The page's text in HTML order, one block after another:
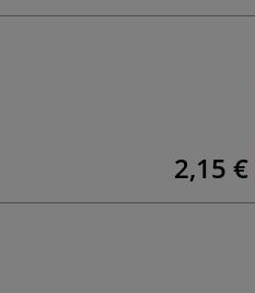
2,15 €